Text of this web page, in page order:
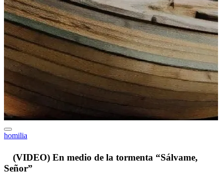
homilia
(VIDEO) En medio de la tormenta “Sálvame,
Señor”